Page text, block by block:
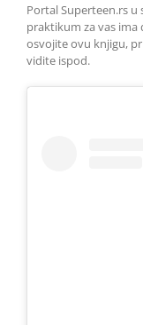
Portal Superteen.rs u
praktikum za vas ima
osvojite ovu knjigu,
vidite ispod.